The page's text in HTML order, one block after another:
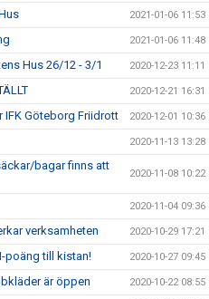
2021-01-06 11:53
2021-01-06 11:48
Hus 26/12 - 3/1 2020-12-23 11:11
2020-12-21 16:31
IFK Göteborg Friidrott 2020-12-01 10:36
2020-11-13 13:28
bagar finns att
2020-11-08 10:22
2020-11-04 09:36
verksamheten 2020-10-29 17:21
poäng till kistan! 2020-10-27 09:45
är öppen 2020-10-22 08:55